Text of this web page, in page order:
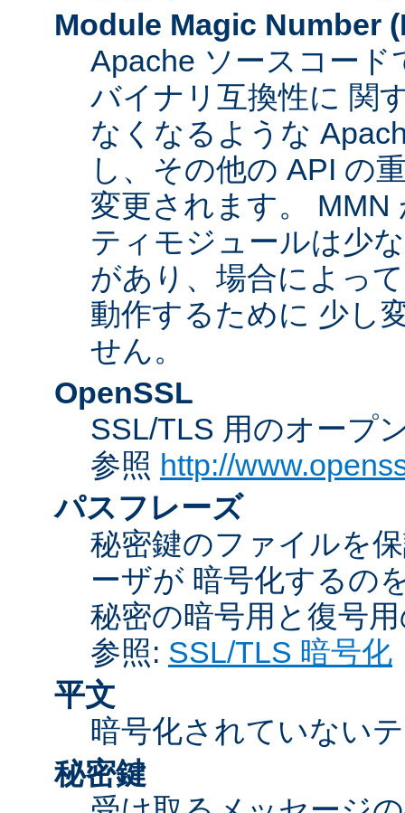
Module Magic Number (
Apache ソースコー
バイナリ互換性に 関
なくなるような
し、その他の API の
変更されます。
ティモジュールは少
があり、場合によっ
動作するために 少し
せん。
OpenSSL
SSL/TLS 用のオープ
参照 http://
パスフレーズ
秘密鍵のファイルを
ーザが 暗号化するの
秘密の暗号用と復号
参照: SSL/TLS 暗号化
平文
暗号化されていない
秘密鍵